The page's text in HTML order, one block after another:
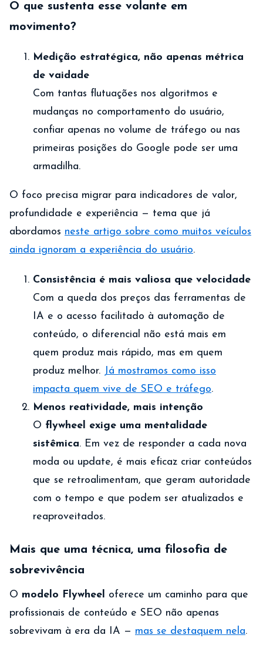
O que sustenta esse volante em
movimento?
Medição estratégica, não apenas métrica
de vaidade
Com tantas flutuações nos algoritmos e
mudanças no comportamento do usuário,
confiar apenas no volume de tráfego ou nas
primeiras posições do Google pode ser uma
armadilha.
O foco precisa migrar para indicadores de valor,
profundidade e experiência — tema que já
abordamos neste artigo sobre como muitos veículos
ainda ignoram a experiência do usuário.
Consistência é mais valiosa que velocidade
Com a queda dos preços das ferramentas de
IA e o acesso facilitado à automação de
conteúdo, o diferencial não está mais em
quem produz mais rápido, mas em quem
produz melhor. Já mostramos como isso
impacta quem vive de SEO e tráfego.
Menos reatividade, mais intenção
O flywheel exige uma mentalidade
sistêmica. Em vez de responder a cada nova
moda ou update, é mais eficaz criar conteúdos
que se retroalimentam, que geram autoridade
com o tempo e que podem ser atualizados e
reaproveitados.
Mais que uma técnica, uma filosofia de
sobrevivência
O modelo Flywheel
oferece um caminho para que
profissionais de conteúdo e SEO não apenas
sobrevivam à era da IA — mas se destaquem nela.